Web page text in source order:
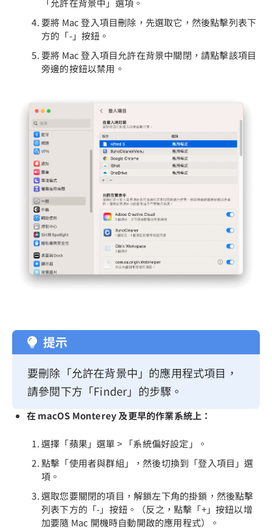
「允許在背景中」選項。
要將 Mac 登入項目刪除，先選取它，然後點擊列表下
方的「-」按鈕。
要將 Mac 登入項目允許在背景中關閉，請點擊該項目
旁邊的按鈕以禁用。
提示
要刪除「允許在背景中」的應用程式項目，
請參閱下方「Finder」的步驟。
在 macOS Monterey 及更早的作業系統上：
選擇「蘋果」選單 > 「系統偏好設定」。
點擊「使用者與群組」，然後切換到「登入項目」選
項。
選取您要關閉的項目，解鎖左下角的掛鎖，然後點擊
列表下方的「-」按鈕。（反之，點擊「+」按鈕以增
加要隨 Mac 開機時自動開啟的應用程式）。